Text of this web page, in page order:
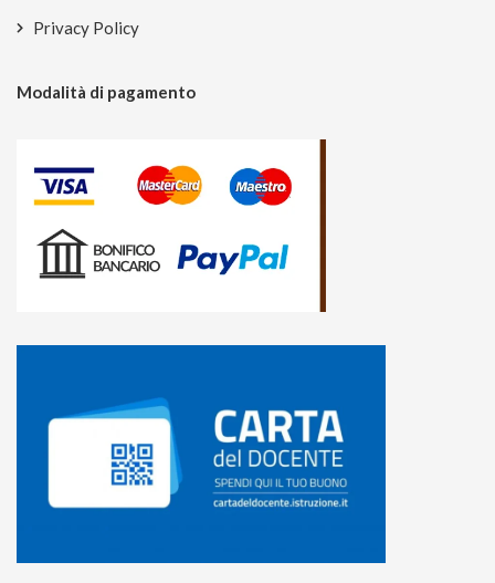
Privacy Policy
Modalità di pagamento